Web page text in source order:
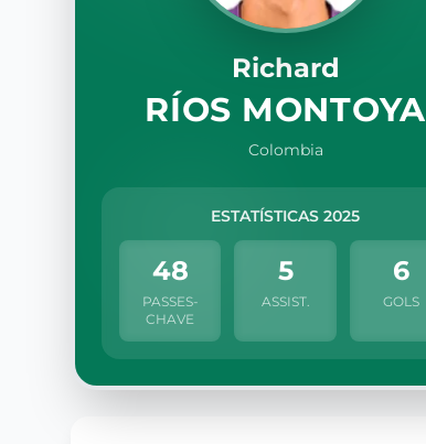
Richard
RÍOS MONTOYA
Colombia
ESTATÍSTICAS 2025
48
PASSES-
CHAVE
5
ASSIST.
6
GOLS